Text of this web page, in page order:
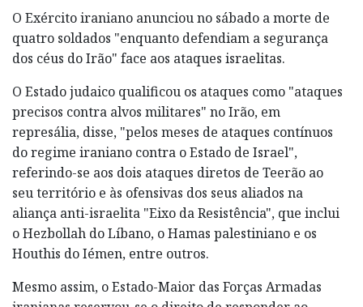
O Exército iraniano anunciou no sábado a morte de
quatro soldados "enquanto defendiam a segurança
dos céus do Irão" face aos ataques israelitas.
O Estado judaico qualificou os ataques como "ataques
precisos contra alvos militares" no Irão, em
represália, disse, "pelos meses de ataques contínuos
do regime iraniano contra o Estado de Israel",
referindo-se aos dois ataques diretos de Teerão ao
seu território e às ofensivas dos seus aliados na
aliança anti-israelita "Eixo da Resistência", que inclui
o Hezbollah do Líbano, o Hamas palestiniano e os
Houthis do Iémen, entre outros.
Mesmo assim, o Estado-Maior das Forças Armadas